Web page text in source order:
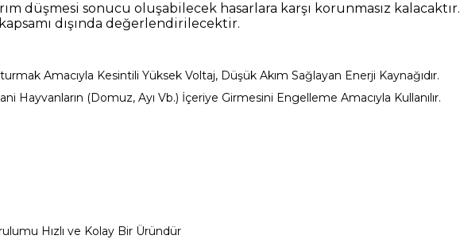
düşmesi sonucu oluşabilecek hasarlara karşı korunmasız kalacaktır.
dışında değerlendirilecektir.
Amacıyla Kesintili Yüksek Voltaj, Düşük Akım Sağlayan Enerji Kaynağıdır.
Hayvanların (Domuz, Ayı Vb.) İçeriye Girmesini Engelleme Amacıyla Kullanılır.
Hızlı ve Kolay Bir Üründür